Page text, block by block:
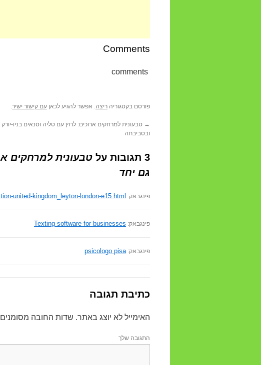
Comments
פורסם בקטגוריה ריצה. אפשר להגיע לכאן עם קישור ישיר.
→ טבעונית למרחקים ארוכים: לרוץ עם טליה וסנאים בניו-יורק
ובסביבתה
3 תגובות על
טבעונית למרחקים
גם יחד
פינגבאק: united-kingdom_leyton-london-e15.html
פינגבאק: Texting software for businesses
פינגבאק:psicologo pisa
כתיבת תגובה
האימייל לא יוצג באתר. שדות החובה מסומנים
התגובה שלך